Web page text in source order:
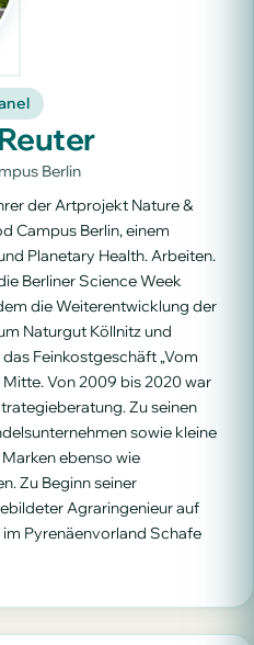
Berlin
der Artprojekt Nature &
Campus Berlin, einem
Planetary Health. Arbeiten.
Berliner Science Week
die Weiterentwicklung der
Naturgut Köllnitz und
Feinkostgeschäft „Vom
Mitte. Von 2009 bis 2020 war
Zu seinen
sowie kleine
ebenso wie
Zu Beginn seiner
Agraringenieur auf
Pyrenäenvorland Schafe